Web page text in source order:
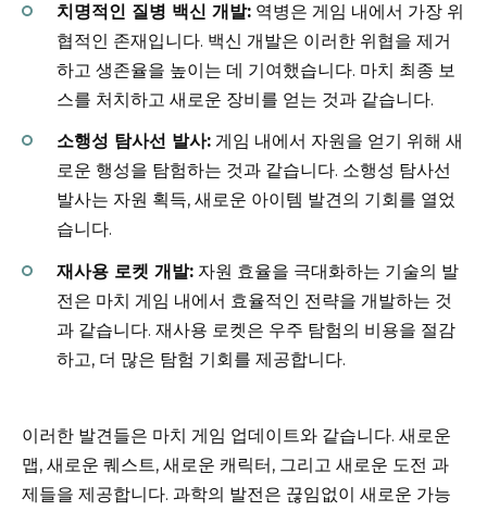
치명적인 질병 백신 개발: 역병은 게임 내에서 가장 위
협적인 존재입니다. 백신 개발은 이러한 위협을 제거
하고 생존율을 높이는 데 기여했습니다. 마치 최종 보
스를 처치하고 새로운 장비를 얻는 것과 같습니다.
소행성 탐사선 발사: 게임 내에서 자원을 얻기 위해 새
로운 행성을 탐험하는 것과 같습니다. 소행성 탐사선
발사는 자원 획득, 새로운 아이템 발견의 기회를 열었
습니다.
재사용 로켓 개발: 자원 효율을 극대화하는 기술의 발
전은 마치 게임 내에서 효율적인 전략을 개발하는 것
과 같습니다. 재사용 로켓은 우주 탐험의 비용을 절감
하고, 더 많은 탐험 기회를 제공합니다.
이러한 발견들은 마치 게임 업데이트와 같습니다. 새로운
맵, 새로운 퀘스트, 새로운 캐릭터, 그리고 새로운 도전 과
제들을 제공합니다. 과학의 발전은 끊임없이 새로운 가능